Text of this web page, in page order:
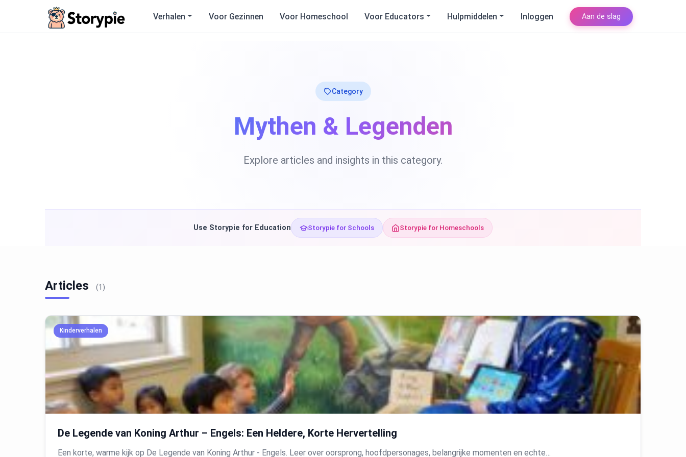
StorypieVerhalen Voor Gezinnen Voor Homeschool Voor Educators Hulpmiddelen Inloggen Aan de slag
Category
Mythen & Legenden
Explore articles and insights in this category.
Use Storypie for Education Storypie for Schools Storypie for Homeschools
Articles (1)
Kinderverhalen
De Legende van Koning Arthur – Engels: Een Heldere, Korte Hervertelling
Een korte, warme kijk op De Legende van Koning Arthur - Engels. Leer over oorsprong, hoofdpersonages, belangrijke momenten en echte…